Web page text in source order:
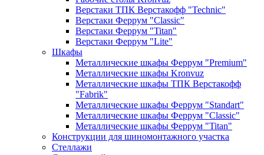
Верстаки ТПК Верстакофф "Technic"
Верстаки Феррум "Classic"
Верстаки Феррум "Titan"
Верстаки Феррум "Lite"
Шкафы
Металлические шкафы Феррум "Premium"
Металлические шкафы Kronvuz
Металлические шкафы ТПК Верстакофф
"Fabrik"
Металлические шкафы Феррум "Standart"
Металлические шкафы Феррум "Classic"
Металлические шкафы Феррум "Titan"
Конструкции для шиномонтажного участка
Стеллажи